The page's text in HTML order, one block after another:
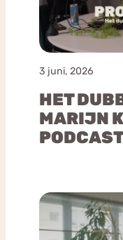
3 juni, 2026
HET
MARIJN